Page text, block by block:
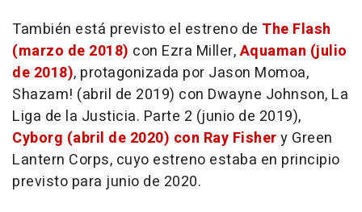
También está previsto el estreno de The Flash
(marzo de 2018) con Ezra Miller,Aquaman (julio
de 2018), protagonizada por Jason Momoa,
Shazam! (abril de 2019) con Dwayne Johnson, La
Liga de la Justicia. Parte 2 (junio de 2019),
Cyborg (abril de 2020) con Ray Fishery Green
Lantern Corps, cuyo estreno estaba en principio
previsto para junio de 2020.